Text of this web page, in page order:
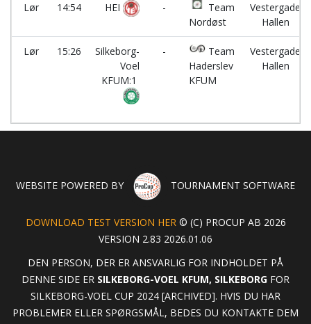
Lør 14:54 HEI -
Team
Nordøst
Vestergade
Hallen
Lør 15:26
Silkeborg-
Voel
KFUM:1
-
Team
Haderslev
KFUM
Vestergade
Hallen
WEBSITE POWERED BY TOURNAMENT SOFTWARE
DOWNLOAD TEST VERSION HER © (C) PROCUP AB 2026
VERSION 2.83 2026.01.06
DEN PERSON, DER ER ANSVARLIG FOR INDHOLDET PÅ
DENNE SIDE ER SILKEBORG-VOEL KFUM, SILKEBORG FOR
SILKEBORG-VOEL CUP 2024 [ARCHIVED]. HVIS DU HAR
PROBLEMER ELLER SPØRGSMÅL, BEDES DU KONTAKTE DEM